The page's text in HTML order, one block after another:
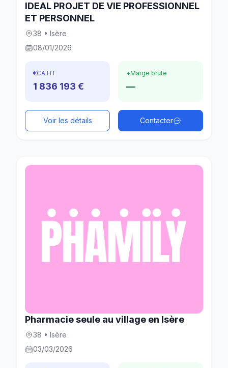
IDEAL PROJET DE VIE PROFESSIONNEL
ET PERSONNEL
38 • Isère
08/01/2026
€CA HT
1 836 193 €
+Marge brute
—
Voir les détails Contacter
Pharmacie seule au village en Isère
38 • Isère
03/03/2026